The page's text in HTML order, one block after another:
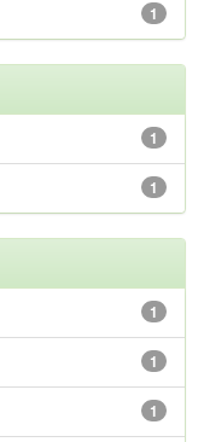
1
1
1
1
1
1